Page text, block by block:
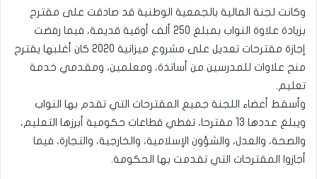
وكانت لجنة المالية بالجمعية الوطنية قد صادقت على مقترح
بزيادة علاوة النواب بمبلغ 250 ألف أوقية قديمة، فيما رفضت
إجازة مقترحات تعديل على مشروع ميزانية 2020 كان أغلبها يقترح
منح علاوات للمدرسين من أساتذة، ومعلمين، ومقدمي خدمة
تعليم.
وأسقط أعضاء اللجنة جميع المقترحات التي تقدم بها النواب
ويبلغ عددها 13 مقترحا، تغطي قطاعات حكومية أبرزها التعليم،
والصحة، والعدل، والشؤون الإسلامية، والخارجية، والتجارة، فيما
أجازوا المقترحات التي تقدمت بها الحكومة.